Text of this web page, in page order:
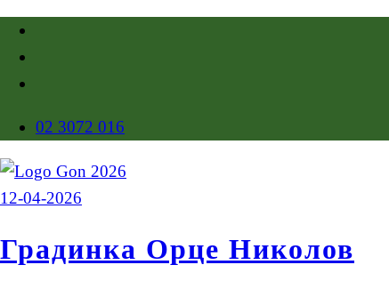
02 3072 016
Градинка Орце Николов